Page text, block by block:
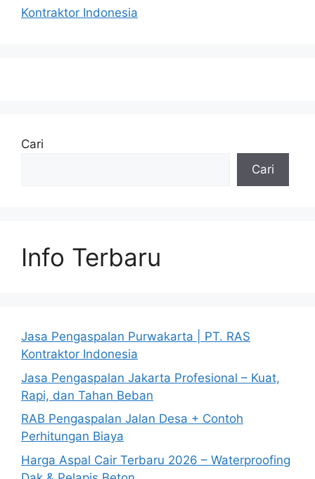
Kontraktor Indonesia
Cari
Cari
Info Terbaru
Jasa Pengaspalan Purwakarta | PT. RAS
Kontraktor Indonesia
Jasa Pengaspalan Jakarta Profesional – Kuat,
Rapi, dan Tahan Beban
RAB Pengaspalan Jalan Desa + Contoh
Perhitungan Biaya
Harga Aspal Cair Terbaru 2026 – Waterproofing